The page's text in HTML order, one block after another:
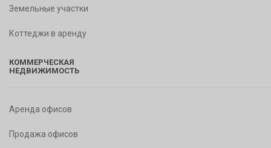
Земельные участки
Коттеджи в аренду
КОММЕРЧЕСКАЯ
НЕДВИЖИМОСТЬ
Аренда офисов
Продажа офисов